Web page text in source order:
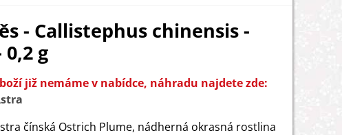
- Callistephus chinensis -
g
již nemáme v nabídce, náhradu najdete zde:
čínská Ostrich Plume, nádherná okrasná rostlina